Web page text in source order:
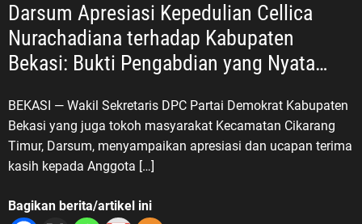
Darsum Apresiasi Kepedulian Cellica
Nurachadiana terhadap Kabupaten
Bekasi: Bukti Pengabdian yang Nyata
BEKASI — Wakil Sekretaris DPC Partai Demokrat Kabupaten
Bekasi yang juga tokoh masyarakat Kecamatan Cikarang
Timur, Darsum, menyampaikan apresiasi dan ucapan terima
kasih kepada Anggota […]
Bagikan berita/artikel ini